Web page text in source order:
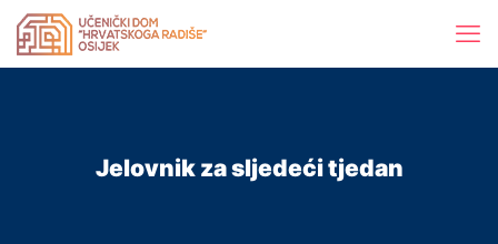
Jelovnik za sljedeći tjedan